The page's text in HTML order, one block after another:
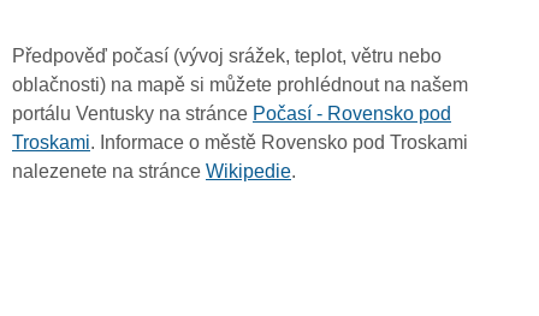
Předpověď počasí (vývoj srážek, teplot, větru nebo
oblačnosti) na mapě si můžete prohlédnout na našem
portálu Ventusky na stránce Počasí - Rovensko pod
Troskami. Informace o městě Rovensko pod Troskami
nalezenete na stránce Wikipedie.